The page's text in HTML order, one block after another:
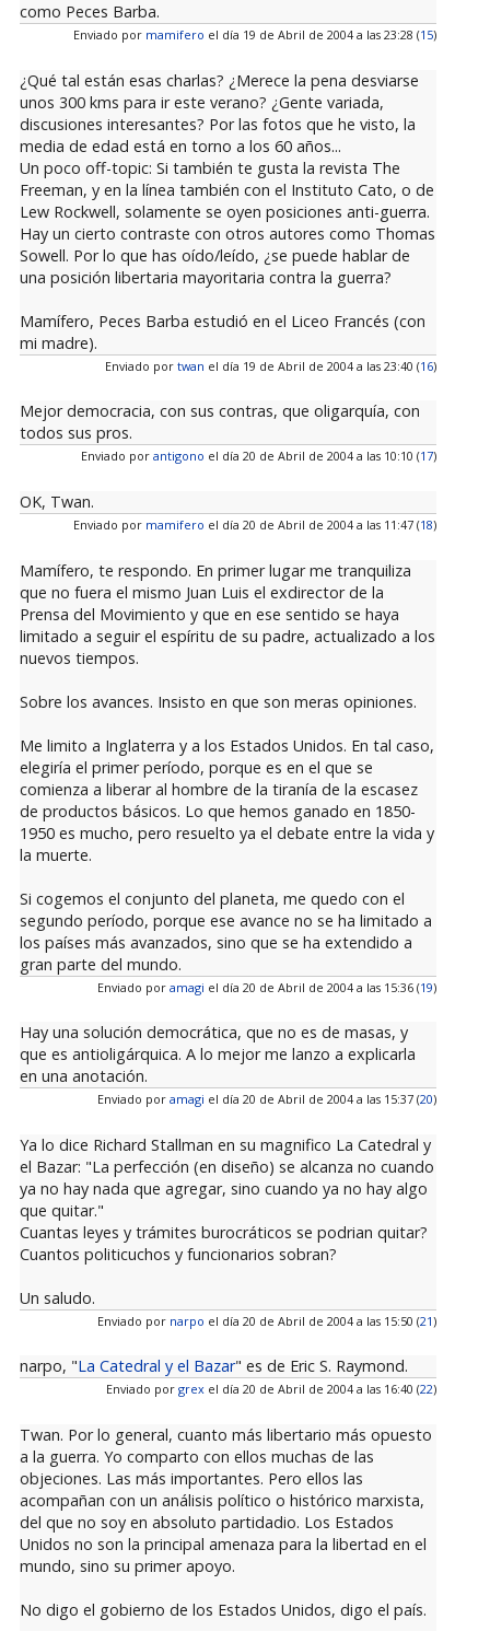
como Peces Barba.
Enviado por mamifero el día 19 de Abril de 2004 a las 23:28 (15)
¿Qué tal están esas charlas? ¿Merece la pena desviarse
unos 300 kms para ir este verano? ¿Gente variada,
discusiones interesantes? Por las fotos que he visto, la
media de edad está en torno a los 60 años...
Un poco off-topic: Si también te gusta la revista The
Freeman, y en la línea también con el Instituto Cato, o de
Lew Rockwell, solamente se oyen posiciones anti-guerra.
Hay un cierto contraste con otros autores como Thomas
Sowell. Por lo que has oído/leído, ¿se puede hablar de
una posición libertaria mayoritaria contra la guerra?
Mamífero, Peces Barba estudió en el Liceo Francés (con
mi madre).
Enviado por twan el día 19 de Abril de 2004 a las 23:40 (16)
Mejor democracia, con sus contras, que oligarquía, con
todos sus pros.
Enviado por antigono el día 20 de Abril de 2004 a las 10:10 (17)
OK, Twan.
Enviado por mamifero el día 20 de Abril de 2004 a las 11:47 (18)
Mamífero, te respondo. En primer lugar me tranquiliza
que no fuera el mismo Juan Luis el exdirector de la
Prensa del Movimiento y que en ese sentido se haya
limitado a seguir el espíritu de su padre, actualizado a los
nuevos tiempos.
Sobre los avances. Insisto en que son meras opiniones.
Me limito a Inglaterra y a los Estados Unidos. En tal caso,
elegiría el primer período, porque es en el que se
comienza a liberar al hombre de la tiranía de la escasez
de productos básicos. Lo que hemos ganado en 1850-
1950 es mucho, pero resuelto ya el debate entre la vida y
la muerte.
Si cogemos el conjunto del planeta, me quedo con el
segundo período, porque ese avance no se ha limitado a
los países más avanzados, sino que se ha extendido a
gran parte del mundo.
Enviado por amagi el día 20 de Abril de 2004 a las 15:36 (19)
Hay una solución democrática, que no es de masas, y
que es antioligárquica. A lo mejor me lanzo a explicarla
en una anotación.
Enviado por amagi el día 20 de Abril de 2004 a las 15:37 (20)
Ya lo dice Richard Stallman en su magnifico La Catedral y
el Bazar: "La perfección (en diseño) se alcanza no cuando
ya no hay nada que agregar, sino cuando ya no hay algo
que quitar."
Cuantas leyes y trámites burocráticos se podrian quitar?
Cuantos politicuchos y funcionarios sobran?
Un saludo.
Enviado por narpo el día 20 de Abril de 2004 a las 15:50 (21)
narpo, "La Catedral y el Bazar" es de Eric S. Raymond.
Enviado por grexel día 20 de Abril de 2004 a las 16:40 (22)
Twan. Por lo general, cuanto más libertario más opuesto
a la guerra. Yo comparto con ellos muchas de las
objeciones. Las más importantes. Pero ellos las
acompañan con un análisis político o histórico marxista,
del que no soy en absoluto partidadio. Los Estados
Unidos no son la principal amenaza para la libertad en el
mundo, sino su primer apoyo.
No digo el gobierno de los Estados Unidos, digo el país.